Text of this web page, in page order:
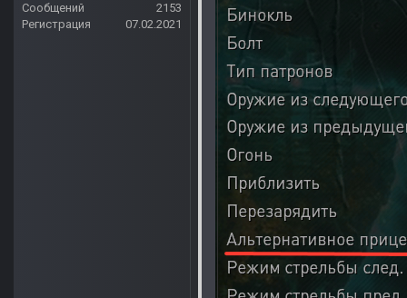
Сообщений
2153
Регистрация
07.02.2021